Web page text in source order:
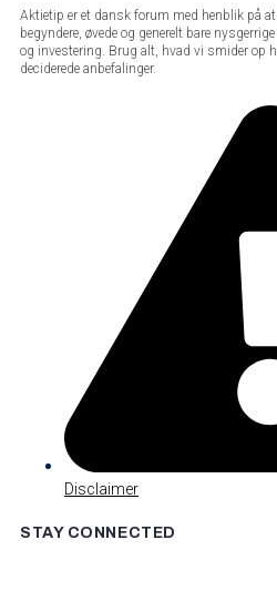
Aktietip er et dansk forum med henblik på
begyndere, øvede og generelt bare
og investering. Brug alt, hvad vi smider op
deciderede anbefalinger.
Disclaimer
STAY CONNECTED